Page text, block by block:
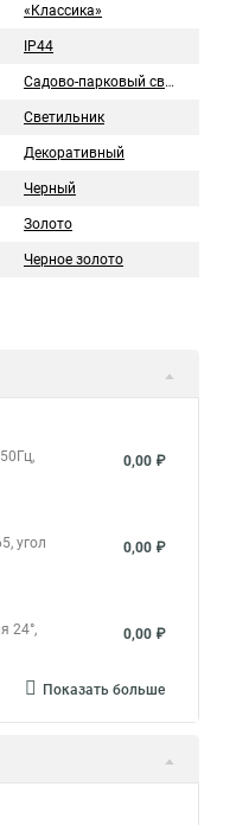
«Классика»
IP44
Садово-парковый свтеильник
Светильник
Декоративный
Черный
Золото
Черное золото
0,00 ₽
угол
0,00 ₽
24°,
0,00 ₽
Показать больше